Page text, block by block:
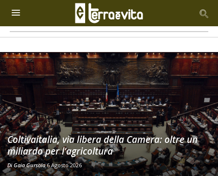
Coltivaitalia, via libera della Camera: oltre un
miliardo per l’agricoltura
DiGaia Gursola 6 Agosto 2026